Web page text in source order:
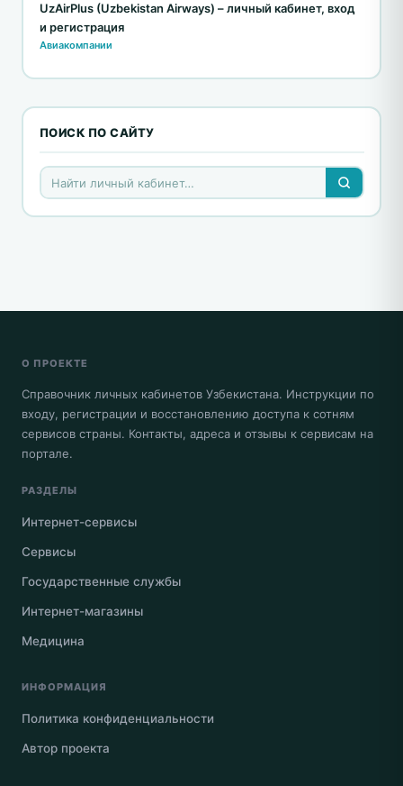
UzAirPlus (Uzbekistan Airways) – личный кабинет, вход
и регистрация
Авиакомпании
ПОИСК ПО САЙТУ
О ПРОЕКТЕ
Справочник личных кабинетов Узбекистана. Инструкции по
входу, регистрации и восстановлению доступа к сотням
сервисов страны. Контакты, адреса и отзывы к сервисам на
портале.
РАЗДЕЛЫ
Интернет-сервисы
Сервисы
Государственные службы
Интернет-магазины
Медицина
ИНФОРМАЦИЯ
Политика конфиденциальности
Автор проекта